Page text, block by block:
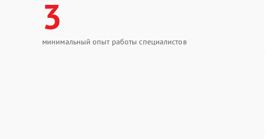
3
минимальный опыт работы специалистов